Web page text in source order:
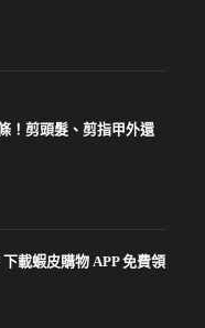
！剪頭髮、剪指甲外還
載蝦皮購物 APP 免費領